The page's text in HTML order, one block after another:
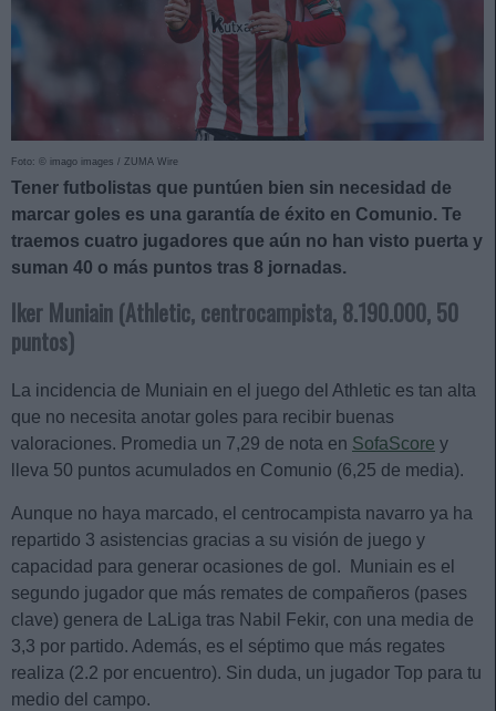
Foto: © imago images / ZUMA Wire
Tener futbolistas que puntúen bien sin necesidad de
marcar goles es una garantía de éxito en Comunio. Te
traemos cuatro jugadores que aún no han visto puerta y
suman 40 o más puntos tras 8 jornadas.
Iker Muniain (Athletic, centrocampista, 8.190.000, 50
puntos)
La incidencia de Muniain en el juego del Athletic es tan alta
que no necesita anotar goles para recibir buenas
valoraciones. Promedia un 7,29 de nota en SofaScore y
lleva 50 puntos acumulados en Comunio (6,25 de media).
Aunque no haya marcado, el centrocampista navarro ya ha
repartido 3 asistencias gracias a su visión de juego y
capacidad para generar ocasiones de gol. Muniain es el
segundo jugador que más remates de compañeros (pases
clave) genera de LaLiga tras Nabil Fekir, con una media de
3,3 por partido. Además, es el séptimo que más regates
realiza (2.2 por encuentro). Sin duda, un jugador Top para tu
medio del campo.